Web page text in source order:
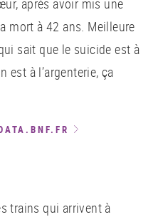
après avoir mis une
mort à 42 ans. Meilleure
sait que le suicide est à
est à l’argenterie, ça
trains qui arrivent à